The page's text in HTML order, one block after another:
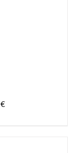
€Hintaluokka: